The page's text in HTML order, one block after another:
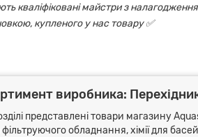
кваліфіковані майстри з
купленого у нас товару ✅
виробника:
представлені товари магазину
обладнання, хімії для